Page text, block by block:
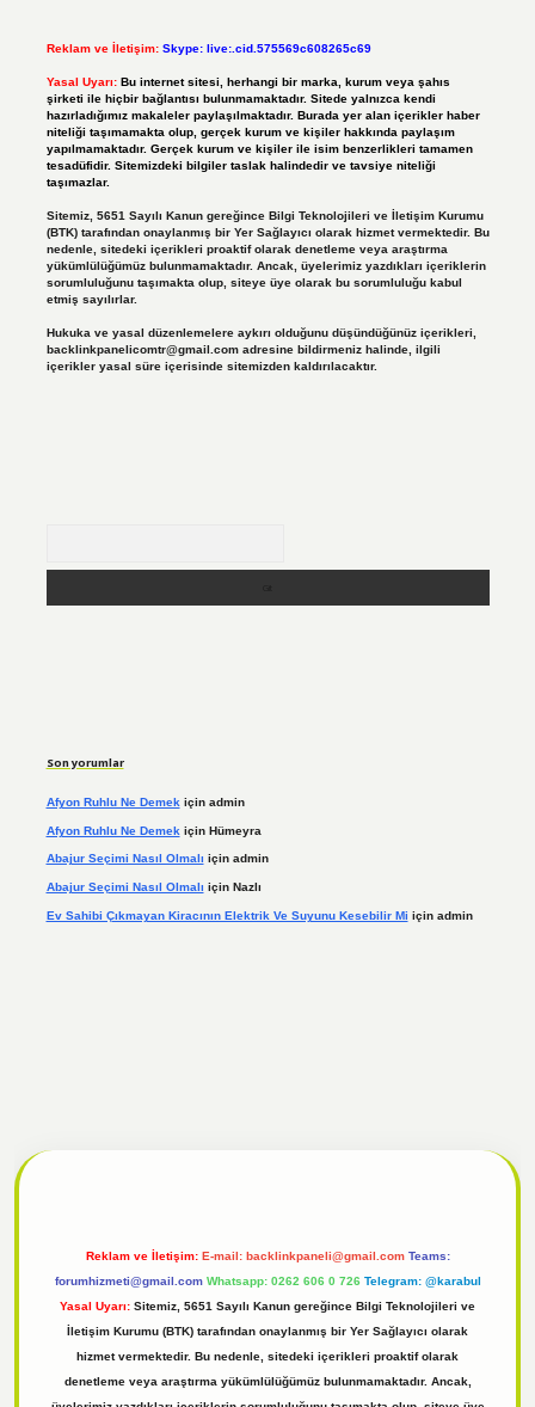
Reklam ve İletişim: Skype: live:.cid.575569c608265c69
Yasal Uyarı: Bu internet sitesi, herhangi bir marka, kurum veya şahıs
şirketi ile hiçbir bağlantısı bulunmamaktadır. Sitede yalnızca kendi
hazırladığımız makaleler paylaşılmaktadır. Burada yer alan içerikler haber
niteliği taşımamakta olup, gerçek kurum ve kişiler hakkında paylaşım
yapılmamaktadır. Gerçek kurum ve kişiler ile isim benzerlikleri tamamen
tesadüfidir. Sitemizdeki bilgiler taslak halindedir ve tavsiye niteliği
taşımazlar.
Sitemiz, 5651 Sayılı Kanun gereğince Bilgi Teknolojileri ve İletişim Kurumu
(BTK) tarafından onaylanmış bir Yer Sağlayıcı olarak hizmet vermektedir. Bu
nedenle, sitedeki içerikleri proaktif olarak denetleme veya araştırma
yükümlülüğümüz bulunmamaktadır. Ancak, üyelerimiz yazdıkları içeriklerin
sorumluluğunu taşımakta olup, siteye üye olarak bu sorumluluğu kabul
etmiş sayılırlar.
Hukuka ve yasal düzenlemelere aykırı olduğunu düşündüğünüz içerikleri,
backlinkpanelicomtr@gmail.comadresine bildirmeniz halinde, ilgili
içerikler yasal süre içerisinde sitemizden kaldırılacaktır.
Son yorumlar
Afyon Ruhlu Ne Demek için admin
Afyon Ruhlu Ne Demek için Hümeyra
Abajur Seçimi Nasıl Olmalı için admin
Abajur Seçimi Nasıl Olmalı için Nazlı
Ev Sahibi Çıkmayan Kiracının Elektrik Ve Suyunu Kesebilir Mi için admin
Reklam ve İletişim: E-mail: backlinkpaneli@gmail.com Teams:
forumhizmeti@gmail.com Whatsapp: 0262 606 0 726 Telegram: @karabul
Yasal Uyarı: Sitemiz, 5651 Sayılı Kanun gereğince Bilgi Teknolojileri ve
İletişim Kurumu (BTK) tarafından onaylanmış bir Yer Sağlayıcı olarak
hizmet vermektedir. Bu nedenle, sitedeki içerikleri proaktif olarak
denetleme veya araştırma yükümlülüğümüz bulunmamaktadır. Ancak,